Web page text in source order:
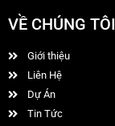
VỀ CHÚNG TÔI
Giới thiệu
Liên Hệ
Dự Án
Tin Tức